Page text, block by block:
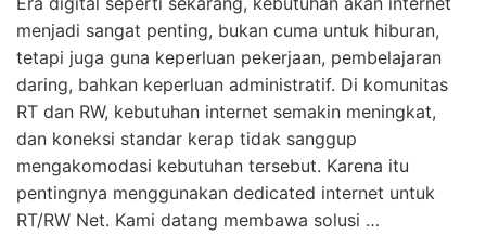
menjadi sangat penting, bukan cuma untuk hiburan,
tetapi juga guna keperluan pekerjaan, pembelajaran
daring, bahkan keperluan administratif. Di komunitas
RT dan RW, kebutuhan internet semakin meningkat,
dan koneksi standar kerap tidak sanggup
mengakomodasi kebutuhan tersebut. Karena itu
pentingnya menggunakan dedicated internet untuk
RT/RW Net. Kami datang membawa solusi …